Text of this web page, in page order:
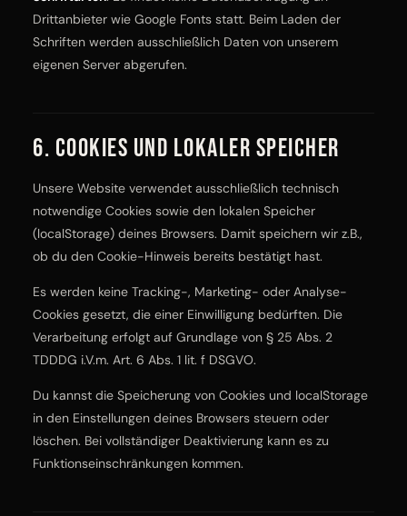
Drittanbieter wie Google Fonts statt. Beim Laden der
Schriften werden ausschließlich Daten von unserem
eigenen Server abgerufen.
6. Cookies und lokaler Speicher
Unsere Website verwendet ausschließlich technisch
notwendige Cookies sowie den lokalen Speicher
(localStorage) deines Browsers. Damit speichern wir z.B.,
ob du den Cookie-Hinweis bereits bestätigt hast.
Es werden keine Tracking-, Marketing- oder Analyse-
Cookies gesetzt, die einer Einwilligung bedürften. Die
Verarbeitung erfolgt auf Grundlage von § 25 Abs. 2
TDDDG i.V.m. Art. 6 Abs. 1 lit. f DSGVO.
Du kannst die Speicherung von Cookies und localStorage
in den Einstellungen deines Browsers steuern oder
löschen. Bei vollständiger Deaktivierung kann es zu
Funktionseinschränkungen kommen.